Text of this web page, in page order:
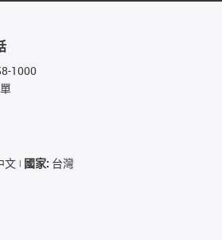
1000
文 國家: 台灣